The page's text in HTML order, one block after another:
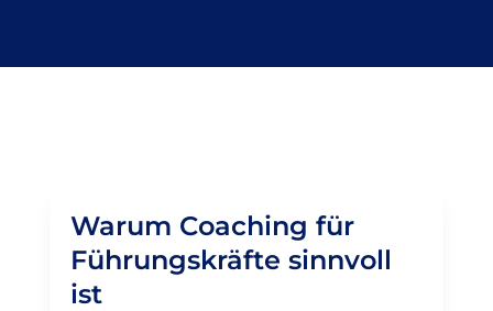
Warum Coaching für
Führungskräfte sinnvoll
ist